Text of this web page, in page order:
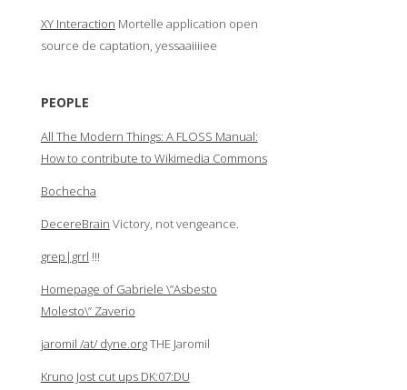
XY Interaction Mortelle application open
source de captation, yessaaiiiiee
PEOPLE
All The Modern Things: A FLOSS Manual:
How to contribute to Wikimedia Commons
Bochecha
DecereBrain Victory, not vengeance.
grep|grrl !!!
Homepage of Gabriele \”Asbesto
Molesto\” Zaverio
jaromil /at/ dyne.orgTHE Jaromil
Kruno Jost cut ups DK:07:DU